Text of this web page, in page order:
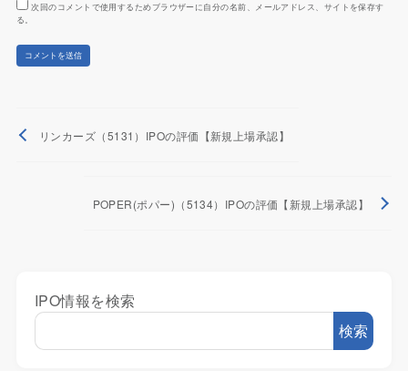
次回のコメントで使用するためブラウザーに自分の名前、メールアドレス、サイトを保存す
る。
リンカーズ（5131）IPOの評価【新規上場承認】
POPER(ポパー)（5134）IPOの評価【新規上場承認】
IPO情報を検索
検索